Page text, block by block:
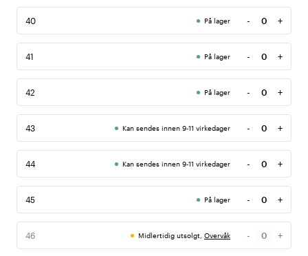
40 På lager -
Antall
+
41 På lager -
Antall
+
42 På lager -
Antall
+
43 Kan sendes innen 9-11 virkedager -
Antall
+
44 Kan sendes innen 9-11 virkedager -
Antall
+
45 På lager -
Antall
+
46 Midlertidig utsolgt, Overvåk -
Antall
+